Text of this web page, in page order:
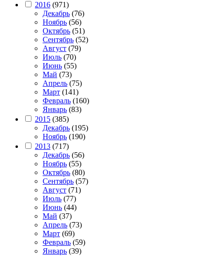
2016 (971)
Декабрь (76)
Ноябрь (56)
Октябрь (51)
Сентябрь (52)
Август (79)
Июль (70)
Июнь (55)
Май (73)
Апрель (75)
Март (141)
Февраль (160)
Январь (83)
2015 (385)
Декабрь (195)
Ноябрь (190)
2013 (717)
Декабрь (56)
Ноябрь (55)
Октябрь (80)
Сентябрь (57)
Август (71)
Июль (77)
Июнь (44)
Май (37)
Апрель (73)
Март (69)
Февраль (59)
Январь (39)